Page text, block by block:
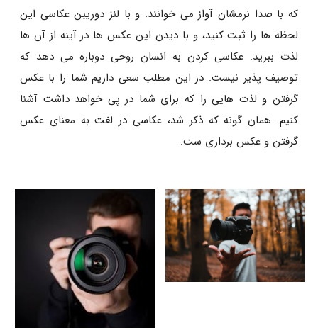
که با صدا نرمشان آواز می خوانند. و با لنز دوریبن عکاسی این
لحظه ها را ثبت کنید، و با دیدن این عکس ها در آینه از آن ها
لذت ببرید. عکاسی کردن به انسان روحی دوباره می دهد که
توصیف پذیر نیست. در این مطلب سعی داریم شما را با عکس
گرفتن و لذت هایی را که برای شما در پی خواهد داشت آشنا
کنیم. همان گونه که ذکر شد، عکاسی در لغت به معنای عکس
گرفتن و عکس برداری ست.